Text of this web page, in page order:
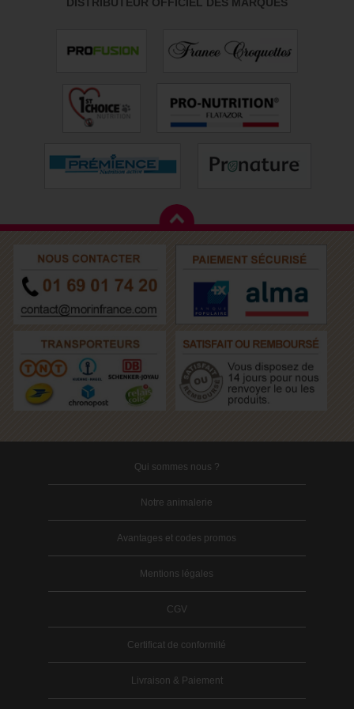
Qui sommes nous ?
Notre animalerie
Avantages et codes promos
Mentions légales
CGV
Certificat de conformité
Livraison & Paiement